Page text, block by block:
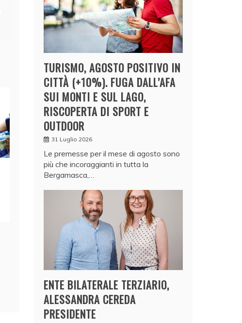
TURISMO, AGOSTO POSITIVO IN
CITTÀ (+10%). FUGA DALL’AFA
SUI MONTI E SUL LAGO,
RISCOPERTA DI SPORT E
OUTDOOR
31 Luglio 2026
Le premesse per il mese di agosto sono
più che incoraggianti in tutta la
Bergamasca,…
ENTE BILATERALE TERZIARIO,
ALESSANDRA CEREDA
PRESIDENTE